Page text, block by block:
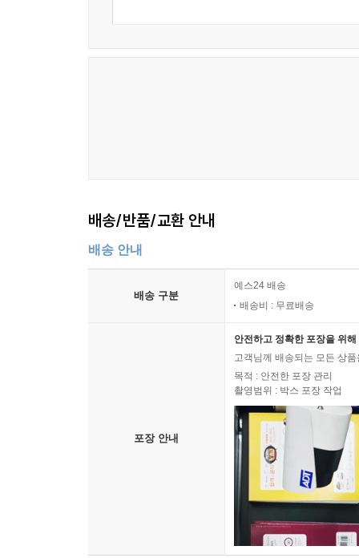
배송/반품/교환 안내
배송 안내
배송 구분
예스24 배송
배송비 : 무료배송
포장 안내
안전하고 정확한 포장을 위
고객님께 배송되는 모든 상
목적 : 안전한 포장 관리
촬영범위 : 박스 포장 작업